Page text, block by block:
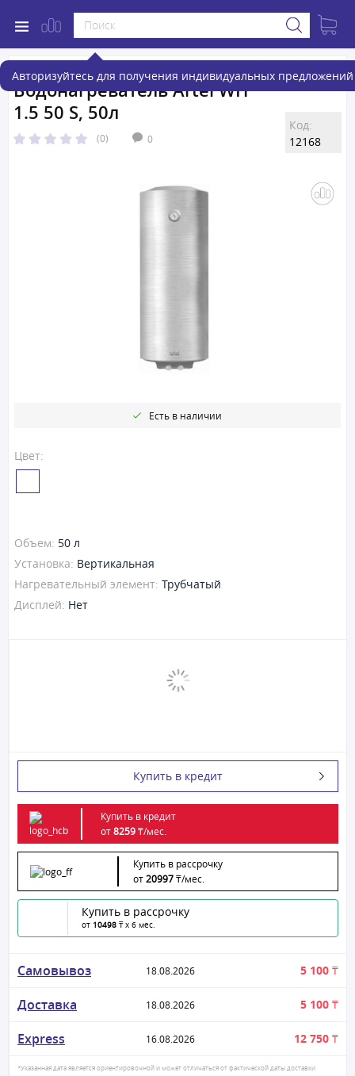
Авторизуйтесь для получения индивидуальных предложений
Водонагреватель Artel WH
1.5 50 S, 50л
(0) 0
Код:
12168
Цвет:
Есть в наличии
Объем: 50 л
Установка: Вертикальная
Нагревательный элемент: Трубчатый
Дисплей: Нет
Купить в кредит
Купить в кредит
от8259₸/мес.
Купить в рассрочку
от20997₸/мес.
Купить в рассрочку
от 10498 ₸ x 6 мес.
Самовывоз 18.08.2026 5 100 ₸
Доставка 18.08.2026 5 100 ₸
Express 16.08.2026 12 750 ₸
*Указанная дата является ориентировочной и может отличаться от фактической даты доставки